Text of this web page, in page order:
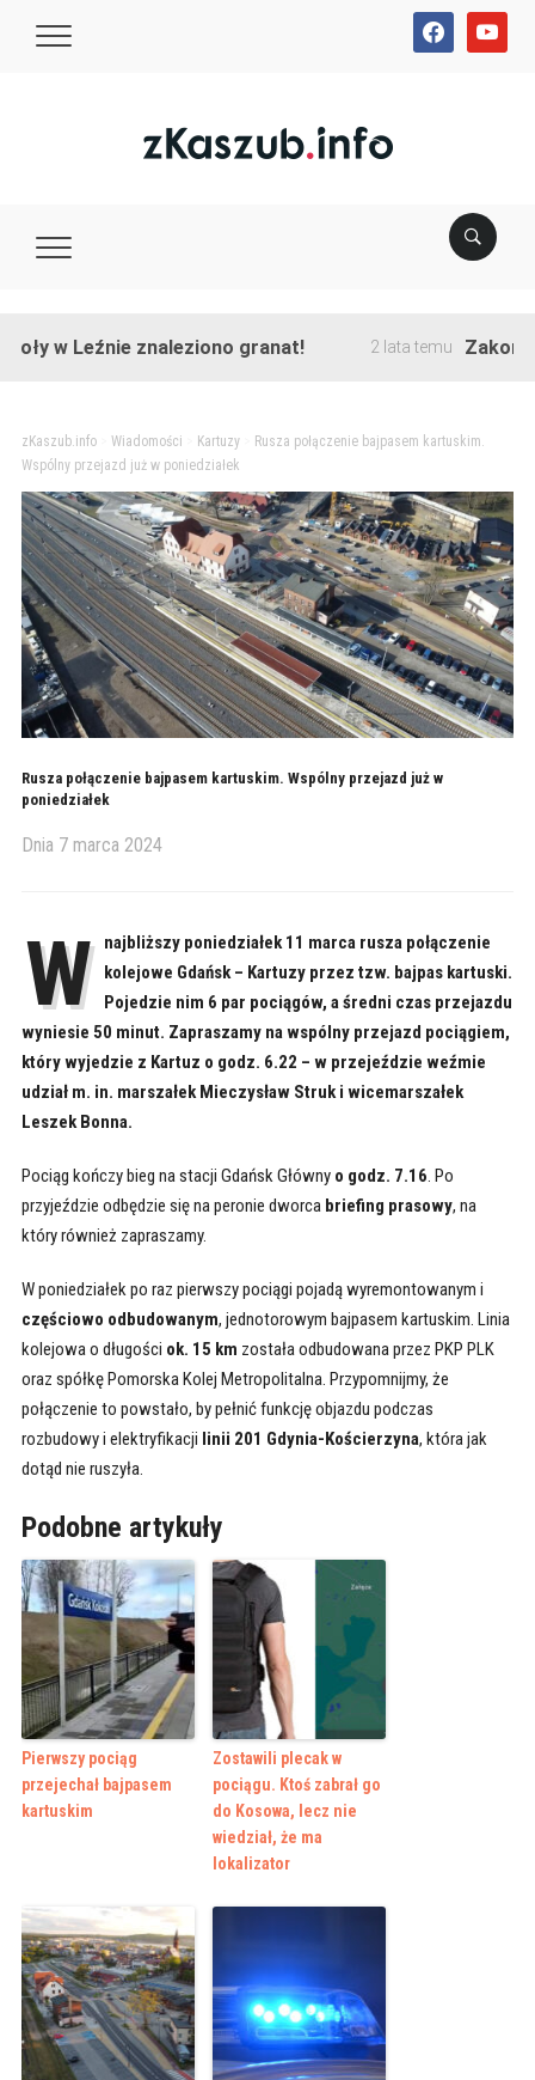
facebookyoutube
Leźnie znaleziono granat! 2 lata temu Zakończono
zKaszub.info> Wiadomości Kartuzy>
Rusza połączenie bajpasem kartuskim.
Wspólny przejazd już w poniedziałek
Rusza połączenie bajpasem kartuskim. Wspólny przejazd już w
poniedziałek
Dnia 7 marca 2024
W
najbliższy poniedziałek 11 marca rusza połączenie
kolejowe Gdańsk – Kartuzy przez tzw. bajpas kartuski.
Pojedzie nim 6 par pociągów, a średni czas przejazdu
wyniesie 50 minut. Zapraszamy na wspólny przejazd pociągiem,
który wyjedzie z Kartuz o godz. 6.22 – w przejeździe weźmie
udział m. in. marszałek Mieczysław Struk i wicemarszałek
Leszek Bonna.
Pociąg kończy bieg na stacji Gdańsk Główny o godz. 7.16. Po
przyjeździe odbędzie się na peronie dworca briefing prasowy, na
który również zapraszamy.
W poniedziałek po raz pierwszy pociągi pojadą wyremontowanym i
częściowo odbudowanym, jednotorowym bajpasem kartuskim. Linia
kolejowa o długości ok. 15 km została odbudowana przez PKP PLK
oraz spółkę Pomorska Kolej Metropolitalna. Przypomnijmy, że
połączenie to powstało, by pełnić funkcję objazdu podczas
rozbudowy i elektryfikacji linii 201 Gdynia-Kościerzyna, która jak
dotąd nie ruszyła.
Podobne artykuły
Pierwszy pociąg
przejechał bajpasem
kartuskim
Zostawili plecak w
pociągu. Ktoś zabrał go
do Kosowa, lecz nie
wiedział, że ma
lokalizator